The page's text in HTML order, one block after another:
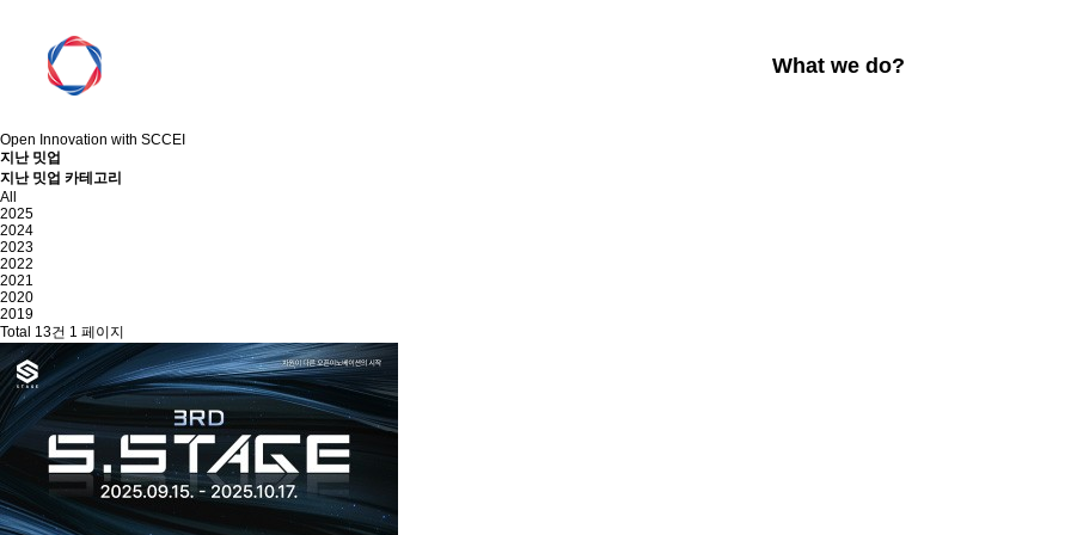
What we do?
Open Innovation with SCCEI
지 난 밋업
지난 밋업 카테고리
All
2025
2024
2023
2022
2021
2020
2019
Total 13건 1 페이지